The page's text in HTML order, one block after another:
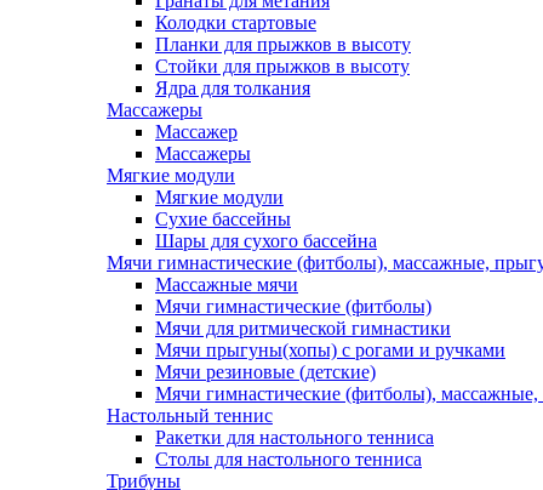
Колодки стартовые
Планки для прыжков в высоту
Стойки для прыжков в высоту
Ядра для толкания
Массажеры
Массажер
Массажеры
Мягкие модули
Мягкие модули
Сухие бассейны
Шары для сухого бассейна
Мячи гимнастические (фитболы), массажные,
Массажные мячи
Мячи гимнастические (фитболы)
Мячи для ритмической гимнастики
Мячи прыгуны(хопы) с рогами и ручками
Мячи резиновые (детские)
Мячи гимнастические (фитболы),
Настольный теннис
Ракетки для настольного тенниса
Столы для настольного тенниса
Трибуны